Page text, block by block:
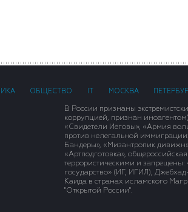
ОБЩЕСТВО МОСКВА
В России признаны
коррупцией, признан
«Свидетели Иеговы», «Армия
против нелегальной
Бандеры», «Мизантропик
«Артподготовка»,
террористическими и
государство» (ИГ, ИГИЛ),
Каида в странах исламского
"Открытой России".